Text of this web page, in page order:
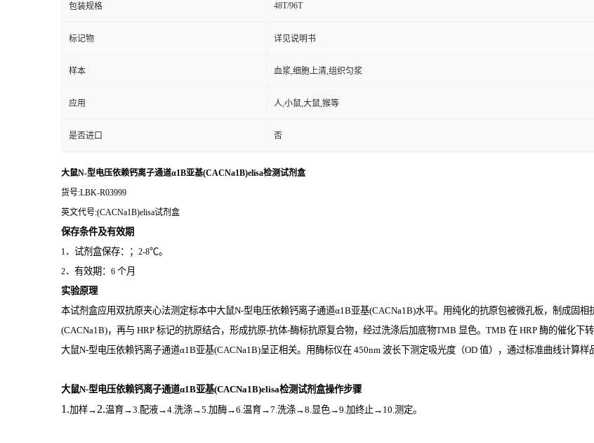
包装规格 48T/96T
标记物 详见说明书
样本 血浆,细胞上清,组织匀浆
应用 人,小鼠,大鼠,猴等
是否进口 否
大鼠N-型电压依赖钙离子通道α1B亚基(CACNa1B)elisa检测试剂盒
货号:LBK-R03999
英文代号:(CACNa1B)elisa试剂盒
保存条件及有效期
1．试剂盒保存：； 2-8℃。
2．有效期： 6 个月
实验原理
本试剂盒应用双抗原夹心法测定标本中大鼠N-型电压依赖钙离子通道α1B亚基(CACNa1B)水平。用纯化的抗原包被微孔板，制成固
(CACNa1B)，再与 HRP 标记的抗原结合，形成抗原-抗体-酶标抗原复合物，经过洗涤后加底物TMB 显色。 TMB 在 HRP 酶的催化下
大鼠N-型电压依赖钙离子通道α1B亚基(CACNa1B)呈正相关。用酶标仪在 450nm 波长下测定吸光度（OD 值），通过标准曲线计算样
大鼠N-型电压依赖钙离子通道α1B亚基(CACNa1B)elisa检测试剂盒操作步骤
1.加样→ 2.温育→3.配液→4.洗涤→5.加酶→6.温育→7.洗涤→8.显色→9.加终止→10.测定。